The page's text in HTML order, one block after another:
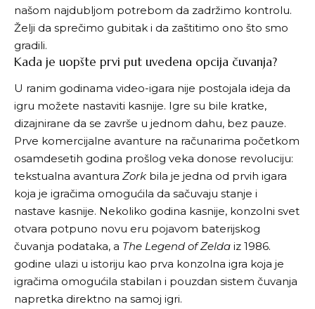
našom najdubljom potrebom da zadržimo kontrolu.
Želji da sprečimo gubitak i da zaštitimo ono što smo
gradili.
Kada je uopšte prvi put uvedena opcija čuvanja?
U ranim godinama video-igara nije postojala ideja da
igru možete nastaviti kasnije. Igre su bile kratke,
dizajnirane da se završe u jednom dahu, bez pauze.
Prve komercijalne avanture na računarima početkom
osamdesetih godina prošlog veka donose revoluciju:
tekstualna avantura Zork bila je jedna od prvih igara
koja je igračima omogućila da sačuvaju stanje i
nastave kasnije. Nekoliko godina kasnije, konzolni svet
otvara potpuno novu eru pojavom baterijskog
čuvanja podataka, a The Legend of Zelda iz 1986.
godine ulazi u istoriju kao prva konzolna igra koja je
igračima omogućila stabilan i pouzdan sistem čuvanja
napretka direktno na samoj igri.